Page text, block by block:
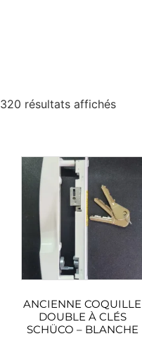
320 résultats affichés
ANCIENNE COQUILLE
DOUBLE À CLÉS
SCHÜCO – BLANCHE